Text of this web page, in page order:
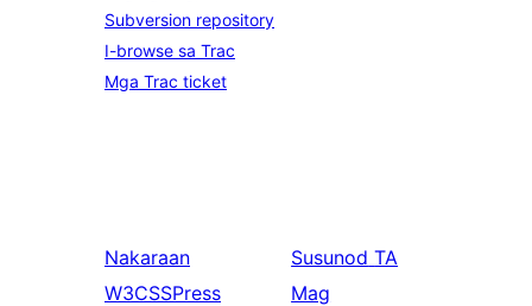
Subversion repository
I-browse sa Trac
Mga Trac ticket
Nakaraan
W3CSSPress
Susunod TA
Mag